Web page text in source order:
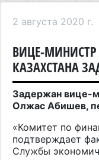
2 августа 2020 г.
ВИЦЕ-МИНИСТР
КАЗАХСТАНА
Задержан вице-
Олжас Абишев,
«Комитет по
подтверждает
Службы